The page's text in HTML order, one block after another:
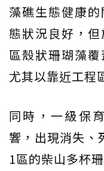
藻礁生態健康
態狀況良好，
區殼狀珊瑚藻
尤其以靠近工程
同時，一級保
響，出現消失、
1區的柴山多杯